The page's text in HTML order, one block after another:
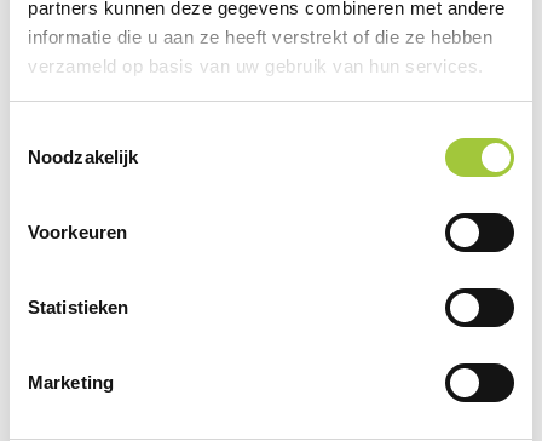
partners kunnen deze gegevens combineren met andere
informatie die u aan ze heeft verstrekt of die ze hebben
verzameld op basis van uw gebruik van hun services.
Noodzakelijk
Voorkeuren
Statistieken
Marketing
vanaf € 1,46